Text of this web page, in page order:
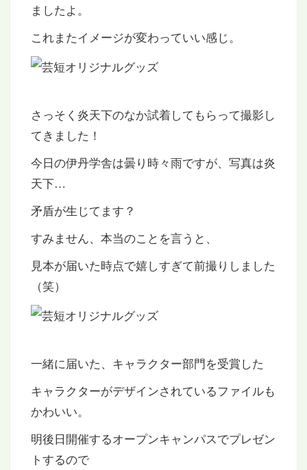
ましたよ。
これまたイメージが変わっていい感じ。
さっそく炎天下のなか試着してもらって撮影し
てきました！
今日の伊丹学舎は曇り時々雨ですが、写真は炎
天下…
矛盾が生じてます？
すみません、本当のことを言うと、
見本が届いた時点で嬉しすぎて前撮りしました
（笑）
一緒に届いた、キャラクター部門を受賞した
キャラクターがデザインされているファイルも
かわいい。
明後日開催するオープンキャンパスでプレゼン
トするので